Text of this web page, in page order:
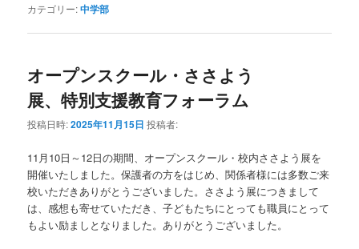
カテゴリー:中学部
オープンスクール・ささよう
展、特別支援教育フォーラム
投稿日時:2025年11月15日 投稿者:
11月10日～12日の期間、オープンスクール・校内ささよう展を
開催いたしました。保護者の方をはじめ、関係者様には多数ご来
校いただきありがとうございました。ささよう展につきまして
は、感想も寄せていただき、子どもたちにとっても職員にとって
もよい励ましとなりました。ありがとうございました。